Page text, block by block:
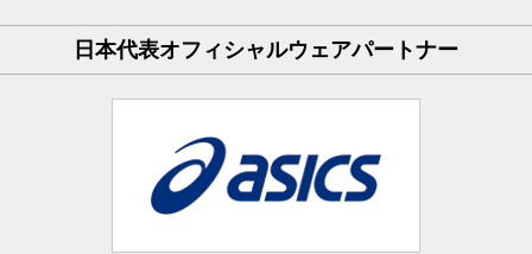
日本代表オフィシャルウェアパートナー